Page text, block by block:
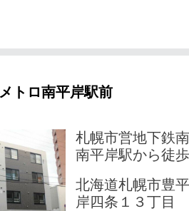
メトロ南平岸駅前
札幌市営地下鉄
南平岸駅から徒
北海道札幌市豊
岸四条１３丁目